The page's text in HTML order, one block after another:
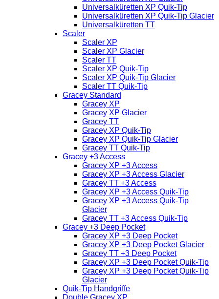
Universalküretten XP Quik-Tip
Universalküretten XP Quik-Tip Glacier
Universalküretten TT
Scaler
Scaler XP
Scaler XP Glacier
Scaler TT
Scaler XP Quik-Tip
Scaler XP Quik-Tip Glacier
Scaler TT Quik-Tip
Gracey Standard
Gracey XP
Gracey XP Glacier
Gracey TT
Gracey XP Quik-Tip
Gracey XP Quik-Tip Glacier
Gracey TT Quik-Tip
Gracey +3 Access
Gracey XP +3 Access
Gracey XP +3 Access Glacier
Gracey TT +3 Access
Gracey XP +3 Access Quik-Tip
Gracey XP +3 Access Quik-Tip
Glacier
Gracey TT +3 Access Quik-Tip
Gracey +3 Deep Pocket
Gracey XP +3 Deep Pocket
Gracey XP +3 Deep Pocket Glacier
Gracey TT +3 Deep Pocket
Gracey XP +3 Deep Pocket Quik-Tip
Gracey XP +3 Deep Pocket Quik-Tip
Glacier
Quik-Tip Handgriffe
Double Gracey XP